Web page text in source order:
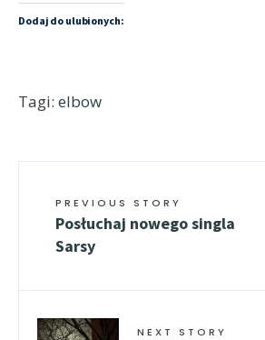
Dodaj do ulubionych:
Tagi: elbow
PREVIOUS STORY
Posłuchaj nowego singla
Sarsy
NEXT STORY